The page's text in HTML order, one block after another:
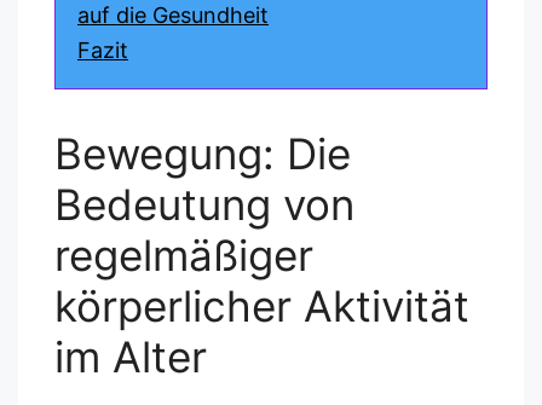
auf die Gesundheit
Fazit
Bewegung: Die
Bedeutung von
regelmäßiger
körperlicher Aktivität
im Alter